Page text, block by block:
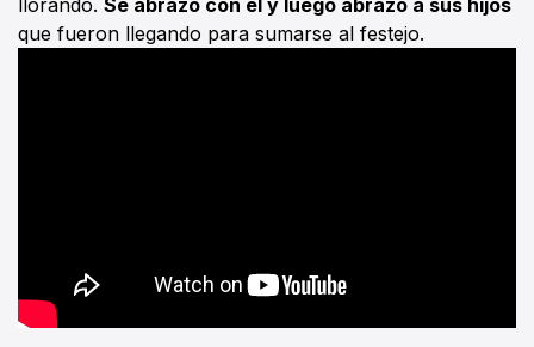
que fueron llegando para sumarse al festejo.